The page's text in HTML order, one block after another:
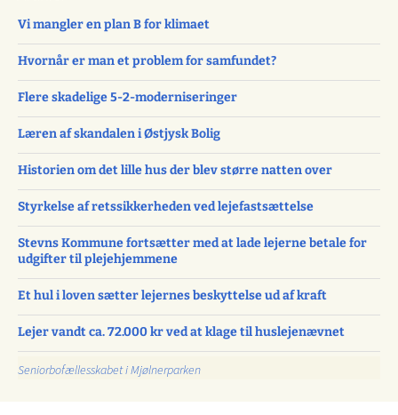
Vi mangler en plan B for klimaet
Hvornår er man et problem for samfundet?
Flere skadelige 5-2-moderniseringer
Læren af skandalen i Østjysk Bolig
Historien om det lille hus der blev større natten over
Styrkelse af retssikkerheden ved lejefastsættelse
Stevns Kommune fortsætter med at lade lejerne betale for
udgifter til plejehjemmene
Et hul i loven sætter lejernes beskyttelse ud af kraft
Lejer vandt ca. 72.000 kr ved at klage til huslejenævnet
Seniorbofællesskabet i Mjølnerparken